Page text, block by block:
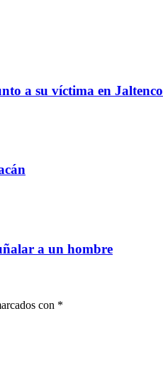
a su víctima en Jaltenco
a un hombre
con *